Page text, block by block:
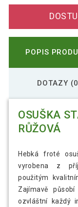
POPIS
DOTAZY
OSUŠKA
RŮŽOVÁ
Hebká froté
vyrobena z
použitým
Zajímavě
ozvláštní každý